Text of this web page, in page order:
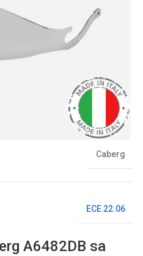
Caberg
ECE 22.06
A6482DB sa